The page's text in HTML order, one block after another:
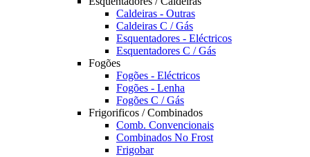
Caldeiras - Outras
Caldeiras C / Gás
Esquentadores - Eléctricos
Esquentadores C / Gás
Fogões
Fogões - Eléctricos
Fogões - Lenha
Fogões C / Gás
Frigorificos / Combinados
Comb. Convencionais
Combinados No Frost
Frigobar